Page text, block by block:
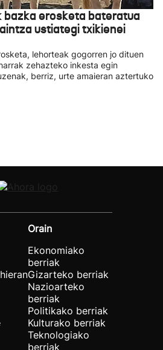
bazka erosketa bateratua
ustiategi txikienei
lehorteak gogorren jo dituen
zehazteko inkesta egin
berriz, urte amaieran aztertuko
Orain
Ekonomiako
berriak
Gizarteko berriak
Nazioarteko
berriak
Politikako berriak
Kulturako berriak
Teknologiako
berriak